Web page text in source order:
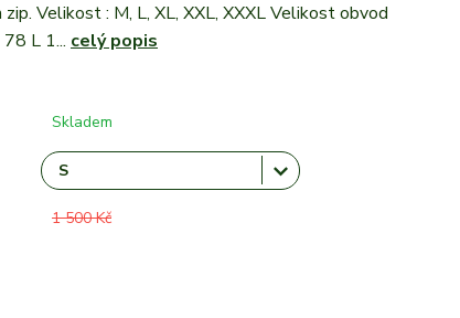
Velikost : M, L, XL, XXL, XXXL Velikost obvod
L 1... celý popis
Skladem
1 500 Kč